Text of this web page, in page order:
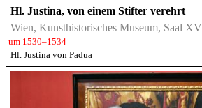
Hl. Justina, von einem Stifter verehrt
Wien, Kunsthistorisches Museum, Saal XV
um 1530–1534
Hl. Justina von Padua